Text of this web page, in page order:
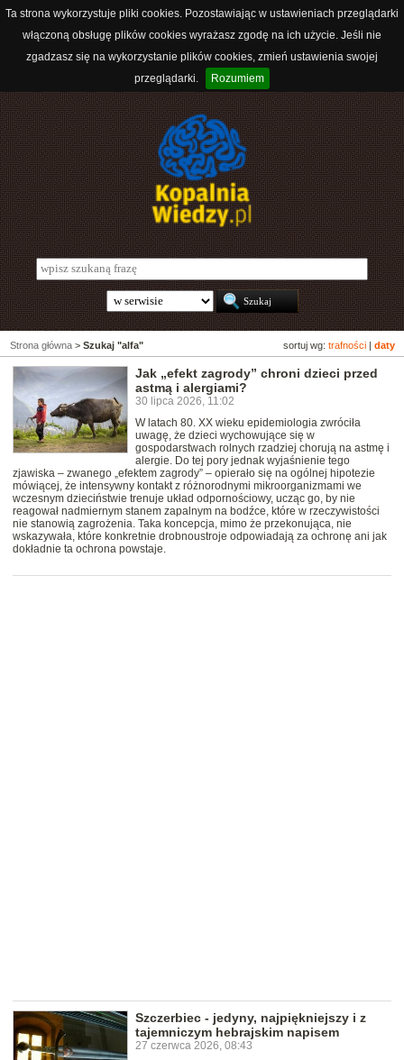
Ta strona wykorzystuje pliki cookies. Pozostawiając w ustawieniach przeglądarki
włączoną obsługę plików cookies wyrażasz zgodę na ich użycie. Jeśli nie
zgadzasz się na wykorzystanie plików cookies, zmień ustawienia swojej
przeglądarki.
Rozumiem
sortuj wg: trafności daty
Strona główna > Szukaj "alfa"
Jak „efekt zagrody” chroni dzieci przed
astmą i alergiami?
30 lipca 2026, 11:02
W latach 80. XX wieku epidemiologia zwróciła
uwagę, że dzieci wychowujące się w
gospodarstwach rolnych rzadziej chorują na astmę i
alergie. Do tej pory jednak wyjaśnienie tego
zjawiska – zwanego „efektem zagrody” – opierało się na ogólnej hipotezie
mówiącej, że intensywny kontakt z różnorodnymi mikroorganizmami we
wczesnym dzieciństwie trenuje układ odpornościowy, ucząc go, by nie
reagował nadmiernym stanem zapalnym na bodźce, które w rzeczywistości
nie stanowią zagrożenia. Taka koncepcja, mimo że przekonująca, nie
wskazywała, które konkretnie drobnoustroje odpowiadają za ochronę ani jak
dokładnie ta ochrona powstaje.
Szczerbiec - jedyny, najpiękniejszy i z
tajemniczym hebrajskim napisem
27 czerwca 2026, 08:43